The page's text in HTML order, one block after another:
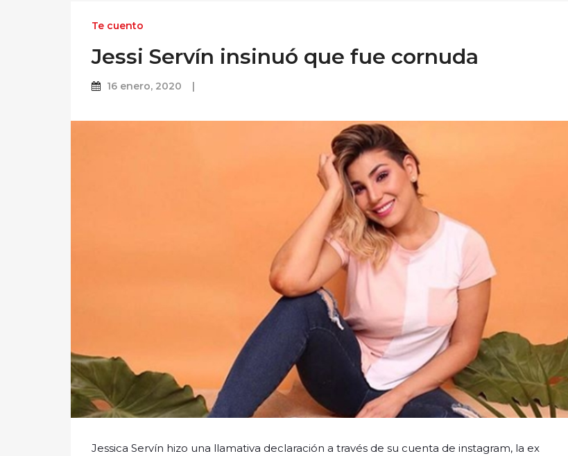
Te cuento
Jessi Servín insinuó que fue cornuda
16 enero, 2020
Jessica Servín hizo una llamativa declaración a través de su cuenta de instagram, la ex